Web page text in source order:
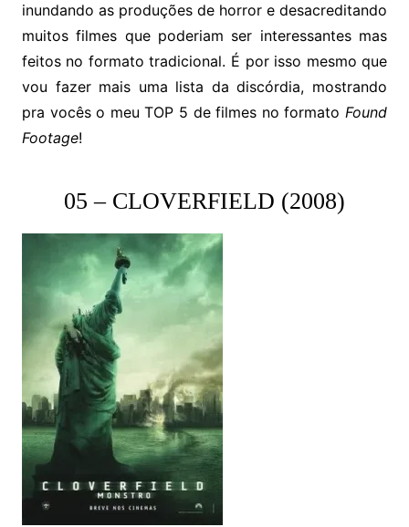
inundando as produções de horror e desacreditando
muitos filmes que poderiam ser interessantes mas
feitos no formato tradicional. É por isso mesmo que
vou fazer mais uma lista da discórdia, mostrando
pra vocês o meu TOP 5 de filmes no formatoFound
Footage!
05 – CLOVERFIELD (2008)